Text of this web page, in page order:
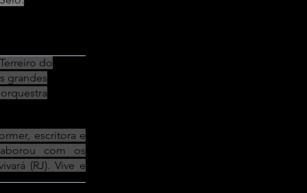
do
grandes
escritora e
com os
(RJ). Vive e
do
grandes
escritora e
com os
(RJ). Vive e